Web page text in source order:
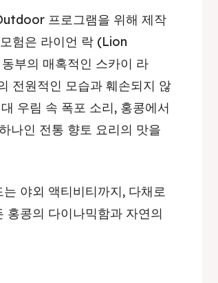
프로그램을 위해 제작
험은 라이언 락 (Lion
부의 매혹적인 스카이 라
전원적인 모습과 훼손되지 않
우림 속 폭포 소리, 홍콩에서
나인 전통 향토 요리의 맛을
야외 액티비티까지, 다채로
홍콩의 다이나믹함과 자연의